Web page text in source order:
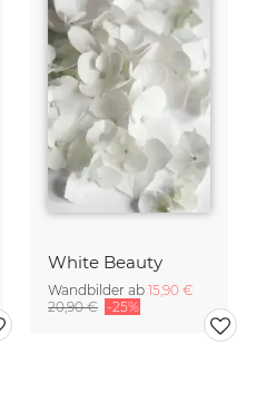
White Beauty
Wandbilder ab 15,90 €
20,90 € -25%